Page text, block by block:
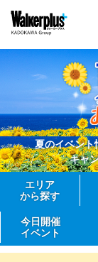
夏のイベント
キャ
エリア
から探す
今日開催
イベント